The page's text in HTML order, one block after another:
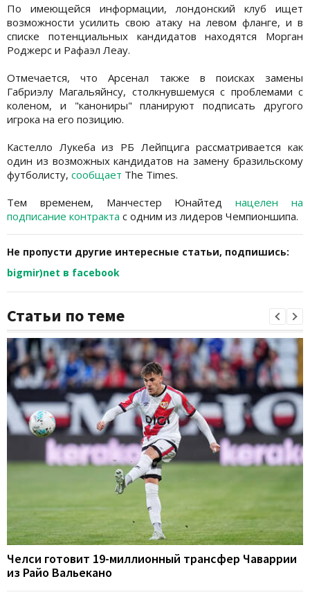
По имеющейся информации, лондонский клуб ищет
возможности усилить свою атаку на левом фланге, и в
списке потенциальных кандидатов находятся Морган
Роджерс и Рафаэл Леау.
Отмечается, что Арсенал также в поисках замены
Габриэлу Магальяйнсу, столкнувшемуся с проблемами с
коленом, и "канониры" планируют подписать другого
игрока на его позицию.
Кастелло Лукеба из РБ Лейпцига рассматривается как
один из возможных кандидатов на замену бразильскому
футболисту, сообщает The Times.
Тем временем, Манчестер Юнайтеднацелен на
подписание контракта с одним из лидеров Чемпионшипа.
Не пропусти другие интересные статьи, подпишись:
bigmir)net в facebook
Статьи по теме
Челси готовит 19-миллионный трансфер Чаваррии
из Райо Вальекано